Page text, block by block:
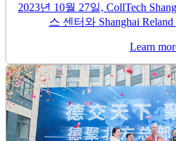
2023년 10월 27일, CollTech
스 센터와 Shanghai Reland
Learn